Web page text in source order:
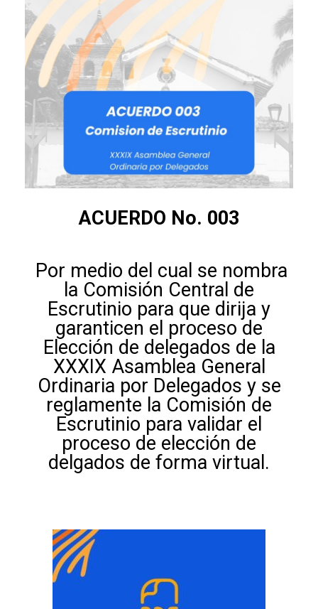
ACUERDO No. 003
Por medio del cual se nombra
la Comisión Central de
Escrutinio para que dirija y
garanticen el proceso de
Elección de delegados de la
XXXIX Asamblea General
Ordinaria por Delegados y se
reglamente la Comisión de
Escrutinio para validar el
proceso de elección de
delgados de forma virtual.